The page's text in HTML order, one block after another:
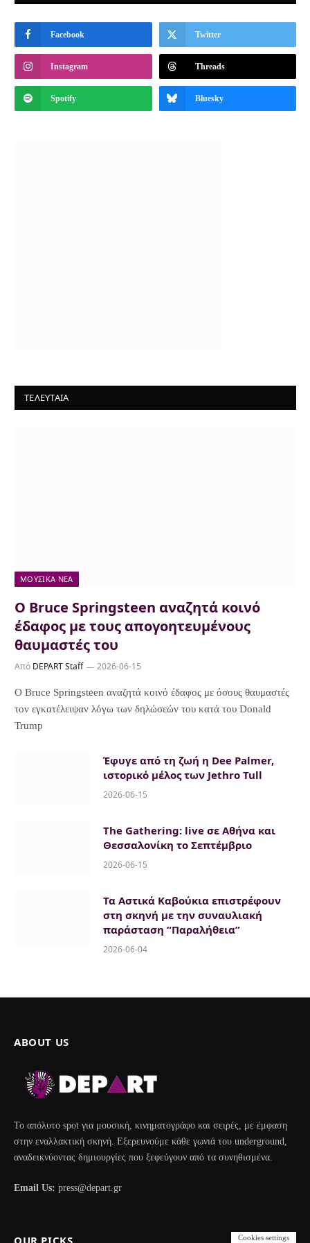
Facebook Twitter
Instagram Threads
Spotify Bluesky
ΤΕΛΕΥΤΑΙΑ
ΜΟΥΣΙΚΆ ΝΈΑ
Ο Bruce Springsteen αναζητά κοινό
έδαφος με τους απογοητευμένους
θαυμαστές του
Από DEPART Staff 2026-06-15
Ο Bruce Springsteen αναζητά κοινό έδαφος με όσους θαυμαστές
τον εγκατέλειψαν λόγω των δηλώσεών του κατά του Donald
Trump
Έφυγε από τη ζωή η Dee Palmer,
ιστορικό μέλος των Jethro Tull
2026-06-15
The Gathering: live σε Αθήνα και
Θεσσαλονίκη το Σεπτέμβριο
2026-06-15
Τα Αστικά Καβούκια επιστρέφουν
στη σκηνή με την συναυλιακή
παράσταση “Παραλήθεια”
2026-06-04
ABOUT US
Το απόλυτο spot για μουσική, κινηματογράφο και σειρές, με έμφαση
στην εναλλακτική σκηνή. Εξερευνούμε κάθε γωνιά του underground,
αναδεικνύοντας δημιουργίες που ξεφεύγουν από τα συνηθισμένα.
Email Us: press@depart.gr
Cookies settings